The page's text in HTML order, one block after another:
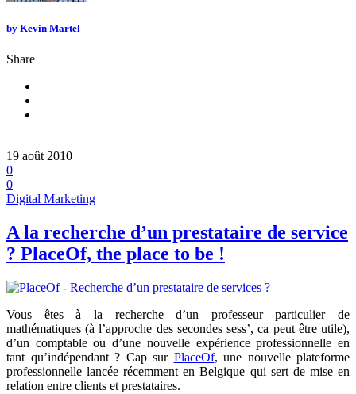
by Kevin Martel
Share
19 août 2010
0
0
Digital Marketing
A la recherche d’un prestataire de service
? PlaceOf, the place to be !
Vous êtes à la recherche d’un professeur particulier de
mathématiques (à l’approche des secondes sess’, ca peut être utile),
d’un comptable ou d’une nouvelle expérience professionnelle en
tant qu’indépendant ? Cap sur PlaceOf, une nouvelle plateforme
professionnelle lancée récemment en Belgique qui sert de mise en
relation entre clients et prestataires.